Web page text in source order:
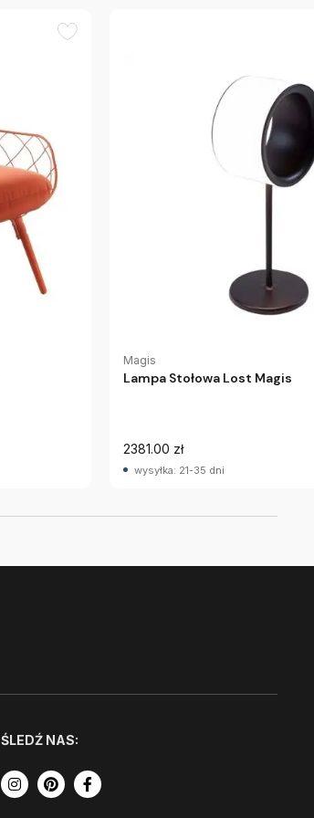
Magis
Lampa Stołowa Lost Magis
2381.00 zł
wysyłka: 21-35 dni
ŚLEDŹ NAS: